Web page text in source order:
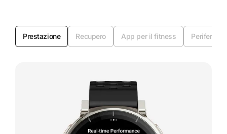
Prestazione Recupero App per il fitness